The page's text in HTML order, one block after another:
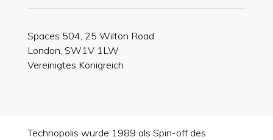
Spaces 504, 25 Wilton Road
London, SW1V 1LW
Vereinigtes Königreich
Technopolis wurde 1989 als Spin-off des